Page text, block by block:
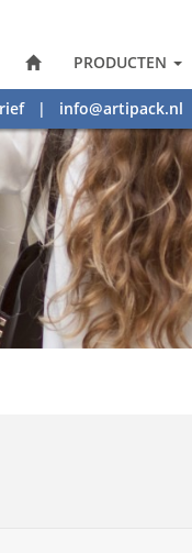
PRODUCTEN
| info@artipack.nl